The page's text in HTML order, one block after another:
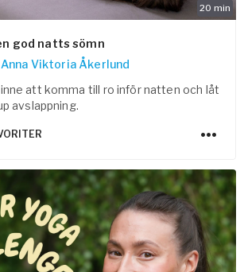
20 min
god natts sömn
Anna Viktoria Åkerlund
att komma till ro inför natten och låt
avslappning.